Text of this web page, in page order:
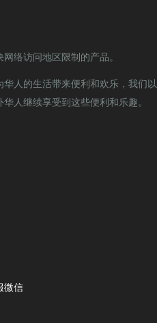
络访问地区限制的产品。
人的生活带来便利和欢乐，我们以
人继续享受到这些便利和乐趣。
微信